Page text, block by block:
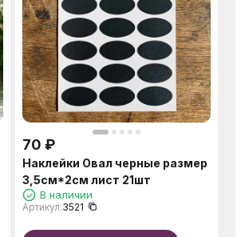
70 ₽
Наклейки Овал черные размер
3,5см*2см лист 21шт
В наличии
Артикул:3521